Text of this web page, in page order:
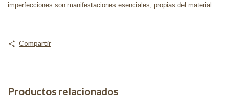
imperfecciones son manifestaciones esenciales, propias del material.
Compartir
Productos relacionados